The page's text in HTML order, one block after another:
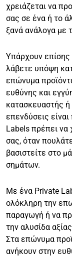
χρειάζεται να
σας σε ένα ή το
ξανά ανάλογα με
Υπάρχουν
λάβετε υπόψη
επώνυμα
ευθύνης και
κατασκευαστής
επενδύσεις
Labels πρέπει να
σας, όταν
βασιστείτε στο
σημάτων.
Με ένα Private
ολόκληρη την
παραγωγή ή να
την αλυσίδα
Στα επώνυμα
ανήκουν στην